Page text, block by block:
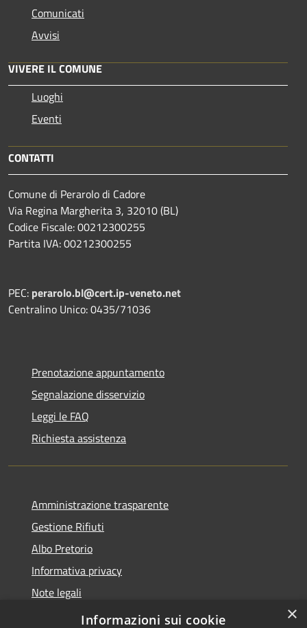
Comunicati
Avvisi
VIVERE IL COMUNE
Luoghi
Eventi
CONTATTI
Comune di Perarolo di Cadore
Via Regina Margherita 3, 32010 (BL)
Codice Fiscale: 00212300255
Partita IVA: 00212300255
PEC: perarolo.bl@cert.ip-veneto.net
Centralino Unico: 0435/71036
Prenotazione appuntamento
Segnalazione disservizio
Leggi le FAQ
Richiesta assistenza
Amministrazione trasparente
Gestione Rifiuti
Albo Pretorio
Informativa privacy
Note legali
Dichiarazione di accessibilità
×
Informazioni sui cookie